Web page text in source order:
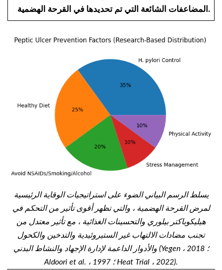
المضاعفات الشائعة التي تم تحديدها في القرحة الهضمية.
يسلط الرسم البياني الضوء على استراتيجيات الوقاية الرئيسية
لمرض القرحة الهضمية ، والتي تظهر أقوى تأثير من التحكم في
هيليكوباكتر بيلوري والتحسينات الغذائية ، مع تأثير معتدل من
تجنب مضادات الالتهاب غير الستيروئيدية والتدخين والكحول
والأدوار الداعمة لإدارة الإجهاد والنشاط البدني (Yegen ، 2018 ؛
Aldoori et al. ، 1997 ؛ Heat Trial ، 2022).